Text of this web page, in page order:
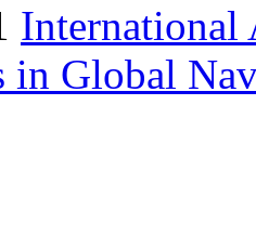
International
in Global